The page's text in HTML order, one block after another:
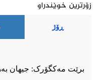
زۆرترین خوێندراو
ڕۆژ
برێت مەکگۆرک: جیهان